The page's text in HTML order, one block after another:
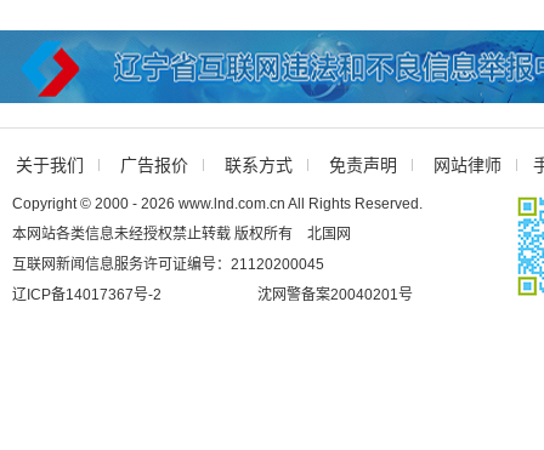
关于我们 广告报价 联系方式 免责声明 网站律师
Copyright © 2000 - 2026 www.lnd.com.cn All Rights Reserved.
本网站各类信息未经授权禁止转载 版权所有 北国网
互联网新闻信息服务许可证编号：21120200045
辽ICP备14017367号-2
沈网警备案20040201号